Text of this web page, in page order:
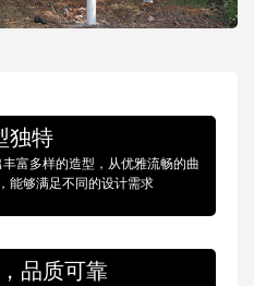
独特
富多样的造型，从优雅流畅的曲
能够满足不同的设计需求
品质可靠